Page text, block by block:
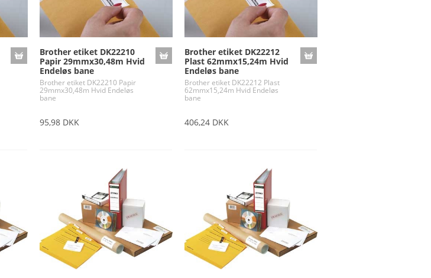
Brother etiket DK22210
Papir 29mmx30,48m Hvid
Endeløs bane
Brother etiket DK22210 Papir
29mmx30,48m Hvid Endeløs
bane
95,98 DKK
Brother etiket DK22212
Plast 62mmx15,24m Hvid
Endeløs bane
Brother etiket DK22212 Plast
62mmx15,24m Hvid Endeløs
bane
406,24 DKK